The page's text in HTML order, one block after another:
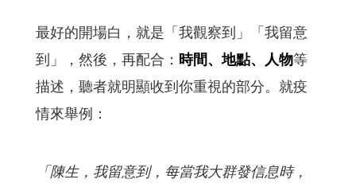
最好的開場白，就是「我觀察到」「我留意
到」，然後，再配合： 時間、地點、人物等
描述，聽者就明顯收到你重視的部分。就疫
情來舉例：
「陳生，我留意到，每當我大群發信息時，